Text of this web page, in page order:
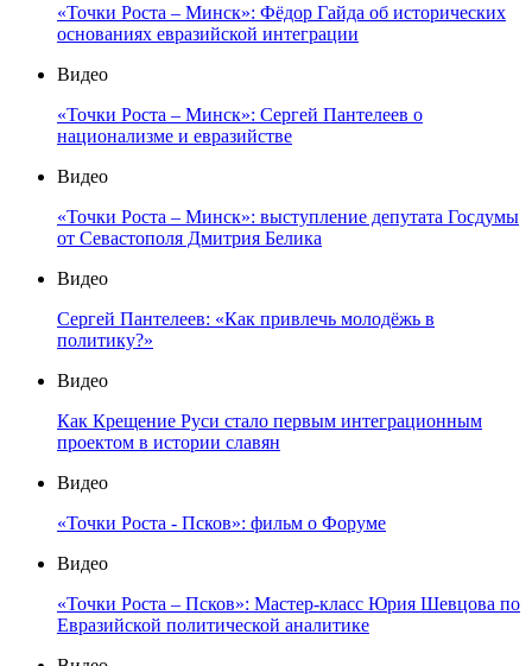
«Точки Роста – Минск»: Фёдор Гайда об исторических
основаниях евразийской интеграции
Видео
«Точки Роста – Минск»: Сергей Пантелеев о
национализме и евразийстве
Видео
«Точки Роста – Минск»: выступление депутата Госдумы
от Севастополя Дмитрия Белика
Видео
Сергей Пантелеев: «Как привлечь молодёжь в
политику?»
Видео
Как Крещение Руси стало первым интеграционным
проектом в истории славян
Видео
«Точки Роста - Псков»: фильм о Форуме
Видео
«Точки Роста – Псков»: Мастер-класс Юрия Шевцова по
Евразийской политической аналитике